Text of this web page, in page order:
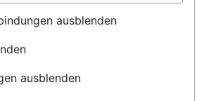
ausblenden
ausblenden